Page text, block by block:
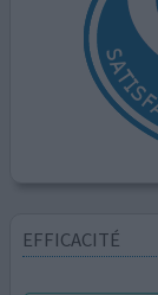
EFFICACITÉ